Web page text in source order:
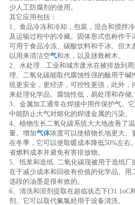
少人工防腐剂的使用。
其它应用包括：
1、食品冷冻和冷却，包装，混合和搅拌
及运输过程中的冷藏。固体形式也称作干
可用于食品冷冻、碳酸饮料和干冰。但大
以用来清洁空气和水，以及拯救树木。
2、水处理...工业和城市废水在被排放到
理。二氧化碳能取代腐蚀性强的酸用于碱
统更安全，更经济，可控性更强，此外，
来处理化学品。腐蚀性低，易处理和存储。
3、金属加工通常在焊接中用作保护气。
中能防止大气对熔化的焊缝金属的污染。
4、植物生长二氧化碳系统大大地改善了
量。增加气体浓度可以使植物长地更大、
在冬季，它可以使取暖成本降低50%左右
省燃料成本并避免有害排放物。
5、纸浆和造纸. 二氧化碳现被用于造纸厂
在于减少成本和回收有价值的化学品。用
选段的油墨是很有效的。
6、清洗和溶剂提取在超临状态下(31.1oC
剂。它可以取代氟氯烃用于设备清洗。